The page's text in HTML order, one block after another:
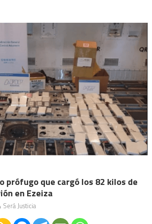
prófugo que cargó los 82 kilos de
en Ezeiza
Será Justicia